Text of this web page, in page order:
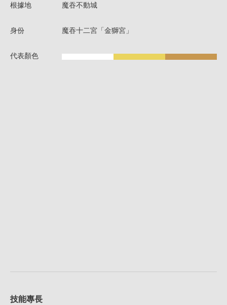
根據地 魔吞不動城
身份 魔吞十二宮「金獅宮」
代表顏色
技能專長